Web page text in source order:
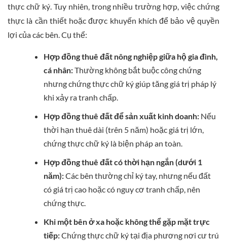
thực chữ ký. Tuy nhiên, trong nhiều trường hợp, việc chứng
thực là cần thiết hoặc được khuyến khích để bảo vệ quyền
lợi của các bên. Cụ thể:
Hợp đồng thuê đất nông nghiệp giữa hộ gia đình,
cá nhân:Thường không bắt buộc công chứng
nhưng chứng thực chữ ký giúp tăng giá trị pháp lý
khi xảy ra tranh chấp.
Hợp đồng thuê đất để sản xuất kinh doanh:Nếu
thời hạn thuê dài (trên 5 năm) hoặc giá trị lớn,
chứng thực chữ ký là biện pháp an toàn.
Hợp đồng thuê đất có thời hạn ngắn (dưới 1
năm):Các bên thường chỉ ký tay, nhưng nếu đất
có giá trị cao hoặc có nguy cơ tranh chấp, nên
chứng thực.
Khi một bên ở xa hoặc không thể gặp mặt trực
tiếp:Chứng thực chữ ký tại địa phương nơi cư trú